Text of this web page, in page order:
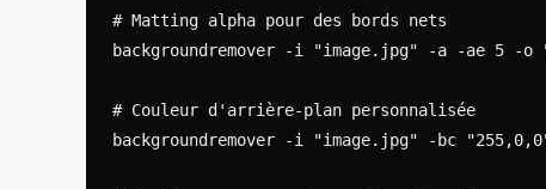
# Matting alpha pour des bords nets
backgroundremover -i "image.jpg" -a -ae 5 -o
# Couleur d'arrière-plan personnalisée
backgroundremover -i "image.jpg" -bc